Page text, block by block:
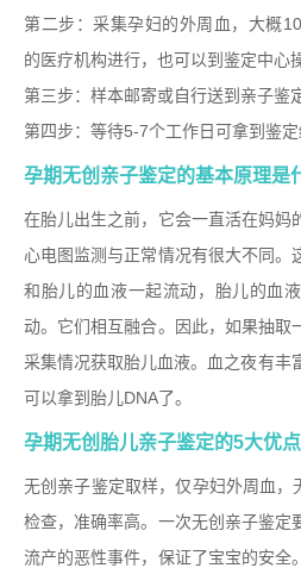
第二步：采集孕妇的外周血，大概
的医疗机构进行，也可以到鉴定中心
第三步：样本邮寄或自行送到亲子鉴
第四步：等待5-7个工作日可拿到鉴
孕期无创亲子鉴定的基本原理是
在胎儿出生之前，它会一直活在妈妈
心电图监测与正常情况有很大不同。
和胎儿的血液一起流动，胎儿的血
动。它们相互融合。因此，如果抽取
采集情况获取胎儿血液。血之夜有丰
可以拿到胎儿DNA了。
孕期无创胎儿亲子鉴定的5大优点
无创亲子鉴定取样，仅孕妇外周血，
检查，准确率高。一次无创亲子鉴定
流产的恶性事件，保证了宝宝的安全